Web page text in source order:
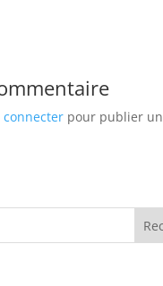
connecterpour publier un